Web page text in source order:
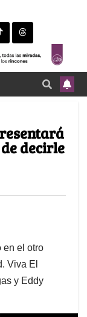
decirle
en el otro
Viva El
y Eddy